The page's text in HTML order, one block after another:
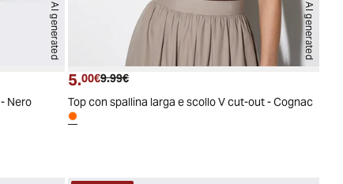
AI generated
Nero
AI generated
Prezzo attuale
5.00€ Prezzo originale
9.99€
Top con spallina larga e scollo V cut-out - Cognac